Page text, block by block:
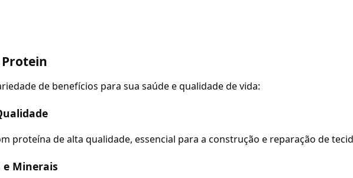
de benefícios para sua saúde e qualidade de vida:
proteína de alta qualidade, essencial para a construção e reparação de
e Minerais